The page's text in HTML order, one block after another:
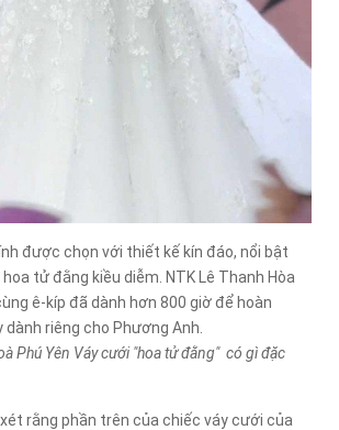
được chọn với thiết kế kín đáo, nổi bật
tử đằng kiều diễm. NTK Lê Thanh Hòa
ê-kíp đã dành hơn 800 giờ để hoàn
riêng cho Phương Anh.
Phú Yên Váy cưới "hoa tử đằng" có gì đặc
rằng phần trên của chiếc váy cưới của